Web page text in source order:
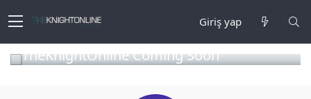
Giriş yap
TheKnightOnline Coming Soon